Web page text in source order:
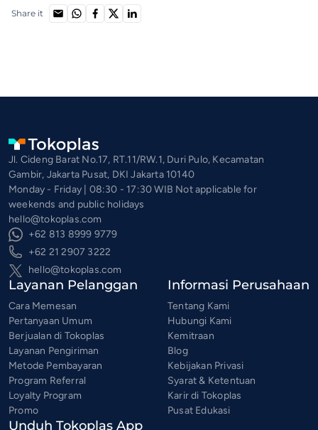
Share it
Jl. Cideng Barat No.17, RT.11/RW.1, Duri Pulo, Kecamatan
Gambir, Jakarta Pusat, DKI Jakarta 10140
Monday - Friday | 08:30 - 17:30 WIB Not applicable for
weekends and public holidays
hello@tokoplas.com
+62 813 8999 9779
+62 21 2907 3222
hello@tokoplas.com
Layanan Pelanggan
Cara Memesan
Pertanyaan Umum
Berjualan di Tokoplas
Layanan Pengiriman
Metode Pembayaran
Program Referral
Loyalty Program
Promo
Informasi Perusahaan
Tentang Kami
Hubungi Kami
Kemitraan
Blog
Kebijakan Privasi
Syarat & Ketentuan
Karir di Tokoplas
Pusat Edukasi
Unduh Tokoplas App